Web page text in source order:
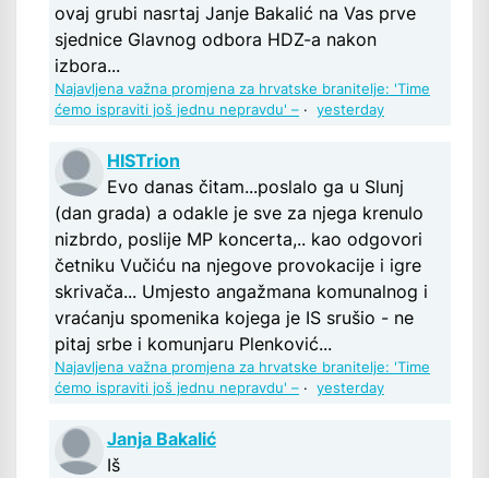
ovaj grubi nasrtaj Janje Bakalić na Vas prve
sjednice Glavnog odbora HDZ-a nakon
izbora...
Najavljena važna promjena za hrvatske branitelje: 'Time
ćemo ispraviti još jednu nepravdu' – · yesterday
HISTrion
Evo danas čitam...poslalo ga u Slunj
(dan grada) a odakle je sve za njega krenulo
nizbrdo, poslije MP koncerta,.. kao odgovori
četniku Vučiću na njegove provokacije i igre
skrivača... Umjesto angažmana komunalnog i
vraćanju spomenika kojega je IS srušio - ne
pitaj srbe i komunjaru Plenković...
Najavljena važna promjena za hrvatske branitelje: 'Time
ćemo ispraviti još jednu nepravdu' – · yesterday
Janja Bakalić
Iš